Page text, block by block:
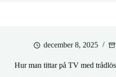
december 8, 2025
Hur man tittar på TV med